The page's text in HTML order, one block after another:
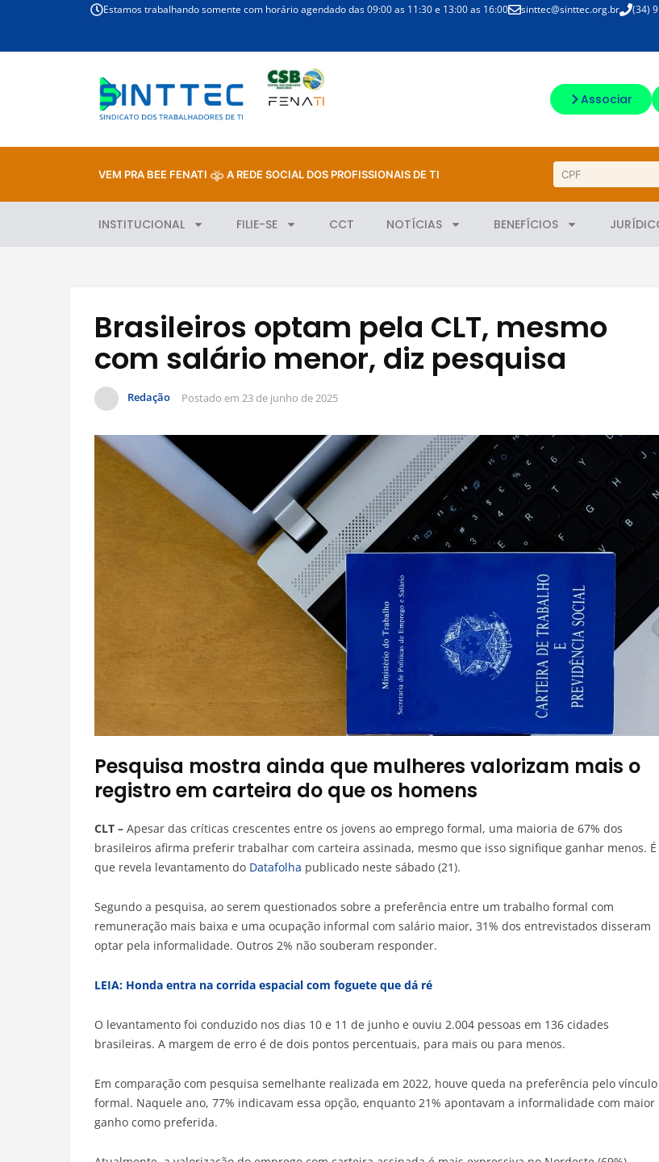
Estamos trabalhando somente com horário agendado das 09:00 as 11:30 e 13:00 as 16:00 sinttec@sinttec.org.br (34)
Associar
VEM PRA BEE FENATI A REDE SOCIAL DOS PROFISSIONAIS DE TI
INSTITUCIONAL FILIE-SE CCT NOTÍCIAS BENEFÍCIOS
Brasileiros optam pela CLT, mesmo
com salário menor, diz pesquisa
Redação Postado em 23 de junho de 2025
Pesquisa mostra ainda que mulheres valorizam mais o
registro em carteira do que os homens
CLT – Apesar das críticas crescentes entre os jovens ao emprego formal, uma maioria de 67% dos
brasileiros afirma preferir trabalhar com carteira assinada, mesmo que isso signifique ganhar menos. É
que revela levantamento do Datafolha publicado neste sábado (21).
Segundo a pesquisa, ao serem questionados sobre a preferência entre um trabalho formal com
remuneração mais baixa e uma ocupação informal com salário maior, 31% dos entrevistados disseram
optar pela informalidade. Outros 2% não souberam responder.
LEIA: Honda entra na corrida espacial com foguete que dá ré
O levantamento foi conduzido nos dias 10 e 11 de junho e ouviu 2.004 pessoas em 136 cidades
brasileiras. A margem de erro é de dois pontos percentuais, para mais ou para menos.
Em comparação com pesquisa semelhante realizada em 2022, houve queda na preferência pelo vínculo
formal. Naquele ano, 77% indicavam essa opção, enquanto 21% apontavam a informalidade com maior
ganho como preferida.